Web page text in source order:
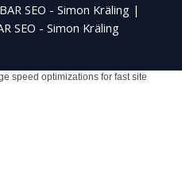
SEO - Simon Kräling |
SEO - Simon Kräling